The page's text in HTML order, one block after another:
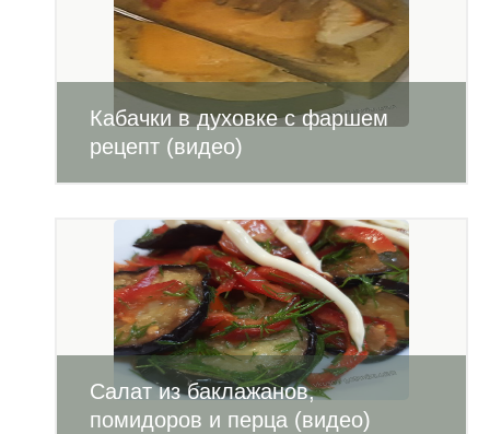
Кабачки в духовке с фаршем
рецепт (видео)
Салат из баклажанов,
помидоров и перца (видео)